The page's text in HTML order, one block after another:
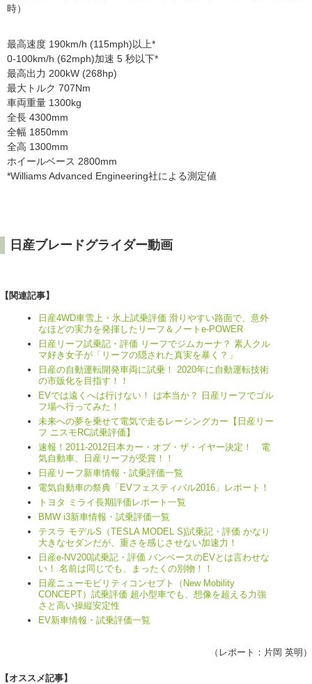
時）
最高速度 190km/h (115mph)以上*
0-100km/h (62mph)加速 5 秒以下*
最高出力 200kW (268hp)
最大トルク 707Nm
車両重量 1300kg
全長 4300mm
全幅 1850mm
全高 1300mm
ホイールベース 2800mm
*Williams Advanced Engineering社による測定値
日産ブレードグライダー動画
【関連記事】
日産4WD車雪上・氷上試乗評価 滑りやすい路面で、意外
なほどの実力を発揮したリーフ＆ノートe-POWER
日産リーフ試乗記・評価 リーフでジムカーナ？ 素人クル
マ好き女子が「リーフの隠された真実を暴く？」
日産の自動運転開発車両に試乗！ 2020年に自動運転技術
の市販化を目指す！！
EVでは遠くへは行けない！ は本当か？ 日産リーフでゴル
フ場へ行ってみた！
未来への夢を乗せて電気で走るレーシングカー【日産リー
フ ニスモRC試乗評価】
速報！2011-2012日本カー・オブ・ザ・イヤー決定！ 電
気自動車、日産リーフが受賞！！
日産リーフ新車情報・試乗評価一覧
電気自動車の祭典「EVフェスティバル2016」レポート！
トヨタ ミライ長期評価レポート一覧
BMW i3新車情報・試乗評価一覧
テスラ モデルS（TESLA MODEL S)試乗記・評価 かなり
大きなセダンだが、重さを感じさせない加速力！
日産e-NV200試乗記・評価 バンベースのEVとは言わせな
い！ 名前は同じでも、まったくの別物！！
日産ニューモビリティコンセプト（New Mobility
CONCEPT）試乗評価 超小型車でも、想像を超える力強
さと高い操縦安定性
EV新車情報・試乗評価一覧
（レポート： 片岡 英明 ）
【オススメ記事】